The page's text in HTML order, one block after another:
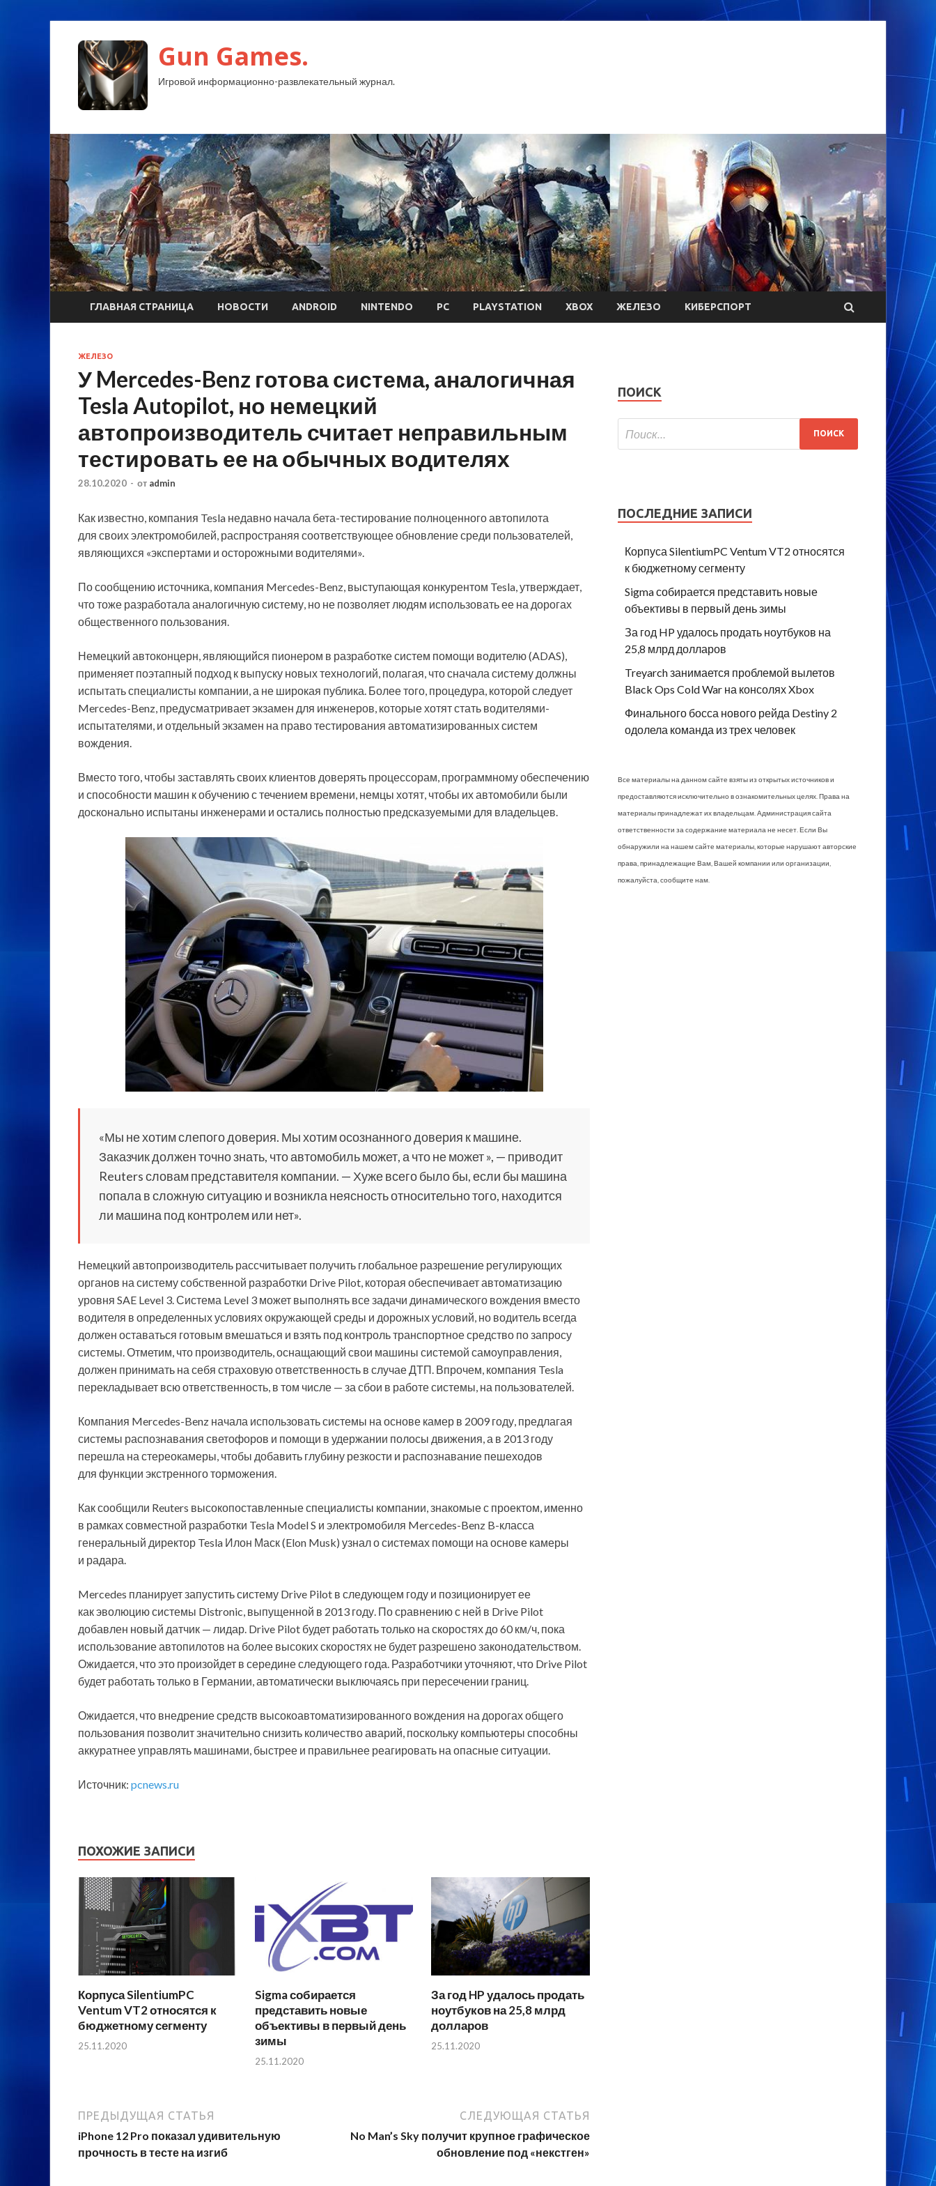
Gun Games.
Игровой информационно-развлекательный журнал.
ГЛАВНАЯ СТРАНИЦА НОВОСТИ ANDROID NINTENDO PC PLAYSTATION XBOX ЖЕЛЕЗО КИБЕРСПОРТ
ЖЕЛЕЗО
У Mercedes-Benz готова система, аналогичная
Tesla Autopilot, но немецкий
автопроизводитель считает неправильным
тестировать ее на обычных водителях
28.10.2020 - от admin
Как известно, компания Tesla недавно начала бета-тестирование полноценного автопилота
для своих электромобилей, распространяя соответствующее обновление среди пользователей,
являющихся «экспертами и осторожными водителями».
По сообщению источника, компания Mercedes-Benz, выступающая конкурентом Tesla, утверждает,
что тоже разработала аналогичную систему, но не позволяет людям использовать ее на дорогах
общественного пользования.
Немецкий автоконцерн, являющийся пионером в разработке систем помощи водителю (ADAS),
применяет поэтапный подход к выпуску новых технологий, полагая, что сначала систему должны
испытать специалисты компании, а не широкая публика. Более того, процедура, которой следует
Mercedes-Benz, предусматривает экзамен для инженеров, которые хотят стать водителями-
испытателями, и отдельный экзамен на право тестирования автоматизированных систем
вождения.
Вместо того, чтобы заставлять своих клиентов доверять процессорам, программному обеспечению
и способности машин к обучению с течением времени, немцы хотят, чтобы их автомобили были
досконально испытаны инженерами и остались полностью предсказуемыми для владельцев.
«Мы не хотим слепого доверия. Мы хотим осознанного доверия к машине.
Заказчик должен точно знать, что автомобиль может, а что не может », — приводит
Reuters словам представителя компании. — Хуже всего было бы, если бы машина
попала в сложную ситуацию и возникла неясность относительно того, находится
ли машина под контролем или нет».
Немецкий автопроизводитель рассчитывает получить глобальное разрешение регулирующих
органов на систему собственной разработки Drive Pilot, которая обеспечивает автоматизацию
уровня SAE Level 3. Система Level 3 может выполнять все задачи динамического вождения вместо
водителя в определенных условиях окружающей среды и дорожных условий, но водитель всегда
должен оставаться готовым вмешаться и взять под контроль транспортное средство по запросу
системы. Отметим, что производитель, оснащающий свои машины системой самоуправления,
должен принимать на себя страховую ответственность в случае ДТП. Впрочем, компания Tesla
перекладывает всю ответственность, в том числе — за сбои в работе системы, на пользователей.
Компания Mercedes-Benz начала использовать системы на основе камер в 2009 году, предлагая
системы распознавания светофоров и помощи в удержании полосы движения, а в 2013 году
перешла на стереокамеры, чтобы добавить глубину резкости и распознавание пешеходов
для функции экстренного торможения.
Как сообщили Reuters высокопоставленные специалисты компании, знакомые с проектом, именно
в рамках совместной разработки Tesla Model S и электромобиля Mercedes-Benz B-класса
генеральный директор Tesla Илон Маск (Elon Musk) узнал о системах помощи на основе камеры
и радара.
Mercedes планирует запустить систему Drive Pilot в следующем году и позиционирует ее
как эволюцию системы Distronic, выпущенной в 2013 году. По сравнению с ней в Drive Pilot
добавлен новый датчик — лидар. Drive Pilot будет работать только на скоростях до 60 км/ч, пока
использование автопилотов на более высоких скоростях не будет разрешено законодательством.
Ожидается, что это произойдет в середине следующего года. Разработчики уточняют, что Drive Pilot
будет работать только в Германии, автоматически выключаясь при пересечении границ.
Ожидается, что внедрение средств высокоавтоматизированного вождения на дорогах общего
пользования позволит значительно снизить количество аварий, поскольку компьютеры способны
аккуратнее управлять машинами, быстрее и правильнее реагировать на опасные ситуации.
Источник: pcnews.ru
ПОХОЖИЕ ЗАПИСИ
Корпуса SilentiumPC
Ventum VT2 относятся к
бюджетному сегменту
25.11.2020
Sigma собирается
представить новые
объективы в первый день
зимы
25.11.2020
За год HP удалось продать
ноутбуков на 25,8 млрд
долларов
25.11.2020
ПРЕДЫДУЩАЯ СТАТЬЯ
iPhone 12 Pro показал удивительную
прочность в тесте на изгиб
СЛЕДУЮЩАЯ СТАТЬЯ
No Man’s Sky получит крупное графическое
обновление под «некстген»
ПОИСК
ПОСЛЕДНИЕ ЗАПИСИ
Корпуса SilentiumPC Ventum VT2 относятся
к бюджетному сегменту
Sigma собирается представить новые
объективы в первый день зимы
За год HP удалось продать ноутбуков на
25,8 млрд долларов
Treyarch занимается проблемой вылетов
Black Ops Cold War на консолях Xbox
Финального босса нового рейда Destiny 2
одолела команда из трех человек
Все материалы на данном сайте взяты из открытых источников и
предоставляются исключительно в ознакомительных целях. Права на
материалы принадлежат их владельцам. Администрация сайта
ответственности за содержание материала не несет. Если Вы
обнаружили на нашем сайте материалы, которые нарушают авторские
права, принадлежащие Вам, Вашей компании или организации,
пожалуйста, сообщите нам.